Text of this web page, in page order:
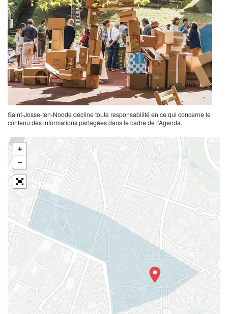
Saint-Josse-ten-Noode décline toute responsabilité en ce qui concerne le
contenu des informations partagées dans le cadre de l’Agenda.